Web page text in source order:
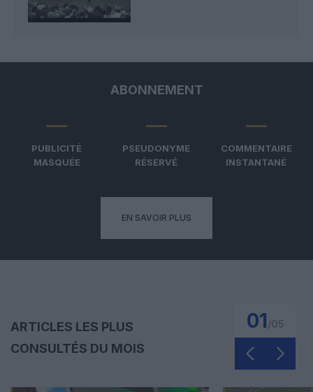
ABONNEMENT
PUBLICITÉ
MASQUÉE
PSEUDONYME
RÉSERVÉ
COMMENTAIRE
INSTANTANÉ
EN SAVOIR PLUS
ARTICLES LES PLUS
CONSULTÉS DU MOIS
01